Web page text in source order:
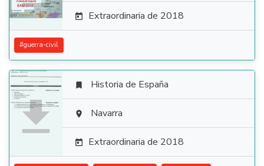
 Extraordinaria de 2018
#guerra-civil

 Historia de España
 Navarra
 Extraordinaria de 2018